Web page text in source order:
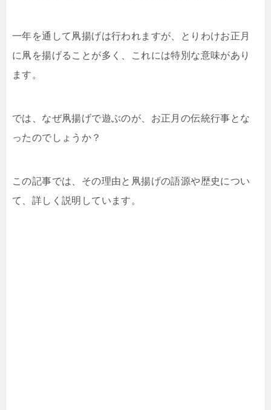
一年を通して凧揚げは行われますが、とりわけお正月
に凧を揚げることが多く、これには特別な意味があり
ます。
では、なぜ凧揚げで遊ぶのが、お正月の伝統行事とな
ったのでしょうか？
この記事では、その理由と凧揚げの語源や歴史につい
て、詳しく説明しています。